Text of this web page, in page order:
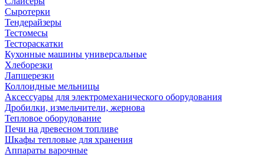
Сыротерки
Тендерайзеры
Тестомесы
Тестораскатки
Кухонные машины универсальные
Хлеборезки
Лапшерезки
Коллоидные мельницы
Аксессуары для электромеханического оборудования
Дробилки, измельчители, жернова
Тепловое оборудование
Печи на древесном топливе
Шкафы тепловые для хранения
Аппараты варочные